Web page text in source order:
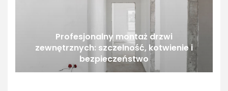
Profesjonalny montaż drzwi
zewnętrznych: szczelność, kotwienie i
bezpieczeństwo